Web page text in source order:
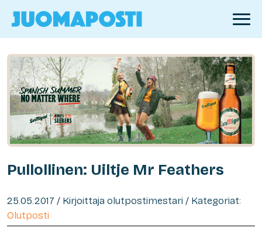
Pullollinen: Uiltje Mr Feathers
25.05.2017 / Kirjoittaja olutpostimestari / Kategoriat:
Olutposti